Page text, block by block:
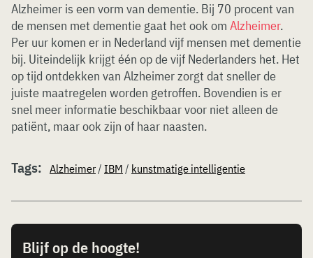
Alzheimer is een vorm van dementie. Bij 70 procent van
de mensen met dementie gaat het ook om Alzheimer.
Per uur komen er in Nederland vijf mensen met dementie
bij. Uiteindelijk krijgt één op de vijf Nederlanders het. Het
op tijd ontdekken van Alzheimer zorgt dat sneller de
juiste maatregelen worden getroffen. Bovendien is er
snel meer informatie beschikbaar voor niet alleen de
patiënt, maar ook zijn of haar naasten.
Tags: Alzheimer/ IBM / kunstmatige intelligentie
Blijf op de hoogte!